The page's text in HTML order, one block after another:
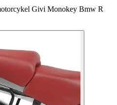
Givi Monokey Bmw R